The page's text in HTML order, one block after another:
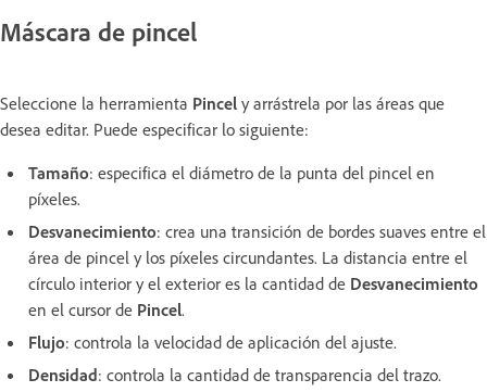
Máscara de pincel
Seleccione la herramienta Pincel y arrástrela por las áreas que
desea editar. Puede especificar lo siguiente:
Tamaño: especifica el diámetro de la punta del pincel en
píxeles.
Desvanecimiento: crea una transición de bordes suaves entre el
área de pincel y los píxeles circundantes. La distancia entre el
círculo interior y el exterior es la cantidad de Desvanecimiento
en el cursor de Pincel.
Flujo: controla la velocidad de aplicación del ajuste.
Densidad: controla la cantidad de transparencia del trazo.